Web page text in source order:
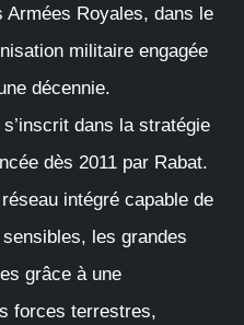
Royales, dans le
militaire engagée
décennie.
dans la stratégie
dès 2011 par Rabat.
intégré capable de
les grandes
grâce à une
forces terrestres,